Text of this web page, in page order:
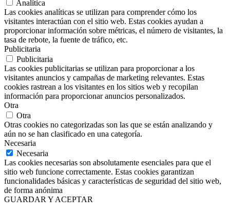
Analítica
Las cookies analíticas se utilizan para comprender cómo los
visitantes interactúan con el sitio web. Estas cookies ayudan a
proporcionar información sobre métricas, el número de visitantes, la
tasa de rebote, la fuente de tráfico, etc.
Publicitaria
Publicitaria
Las cookies publicitarias se utilizan para proporcionar a los
visitantes anuncios y campañas de marketing relevantes. Estas
cookies rastrean a los visitantes en los sitios web y recopilan
información para proporcionar anuncios personalizados.
Otra
Otra
Otras cookies no categorizadas son las que se están analizando y
aún no se han clasificado en una categoría.
Necesaria
Necesaria
Las cookies necesarias son absolutamente esenciales para que el
sitio web funcione correctamente. Estas cookies garantizan
funcionalidades básicas y características de seguridad del sitio web,
de forma anónima
GUARDAR Y ACEPTAR